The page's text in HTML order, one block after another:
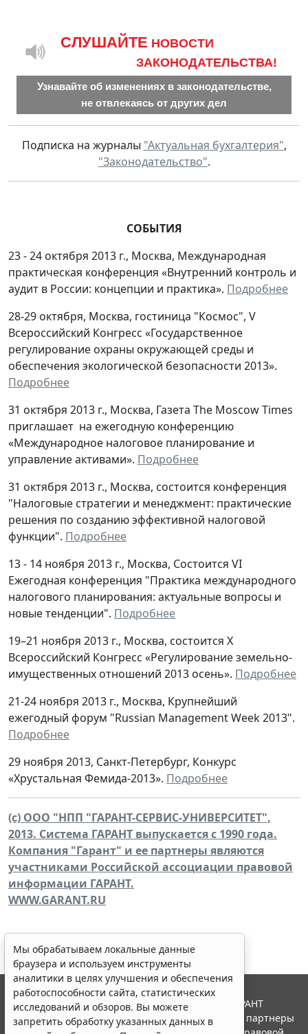
CЛУШАЙТЕ НОВОСТИ
ЗАКОНОДАТЕЛЬСТВА!
Узнавайте об изменениях в законодательстве,
не отвлекаясь от других дел
Подписка на журналы "Актуальная бухгалтерия",
"Законодательство".
СОБЫТИЯ
23 - 24 октября 2013 г., Москва, Международная
практическая конференция «Внутренний контроль и
аудит в России: концепции и практика». Подробнее
28-29 октября, Москва, гостиница "Космос", V
Всероссийский Конгресс «Государственное
регулирование охраны окружающей среды и
обеспечения экологической безопасности 2013».
Подробнее
31 октября 2013 г., Москва, Газета The Moscow Times
приглашает на ежегодную конференцию
«Международное налоговое планирование и
управление активами». Подробнее
31 октября 2013 г., Москва, состоится конференция
"Налоговые стратегии и менеджмент: практические
решения по созданию эффективной налоговой
функции". Подробнее
13 - 14 ноября 2013 г., Москва, Cостоится VI
Ежегодная конференция "Практика международного
налогового планирования: актуальные вопросы и
новые тенденции". Подробнее
19–21 ноября 2013 г., Москва, состоится Х
Всероссийский Конгресс «Регулирование земельно-
имущественных отношений 2013 осень». Подробнее
21-24 ноября 2013 г., Москва, Крупнейший
ежегодный форум "Russian Management Week 2013".
Подробнее
29 ноября 2013, Санкт-Петербург, Конкурс
«Хрустальная Фемида-2013». Подробнее
(c) ООО "НПП "ГАРАНТ-СЕРВИС-УНИВЕРСИТЕТ",
2013. Система ГАРАНТ выпускается с 1990 года.
Компания "Гарант" и ее партнеры являются
участниками Российской ассоциации правовой
информации ГАРАНТ.
WWW.GARANT.RU
Мы обрабатываем локальные данные
браузера и используем инструменты
аналитики в целях улучшения и обеспечения
работоспособности сайта, статистических
исследований и обзоров. Вы можете
запретить обработку указанных данных в
© ООО "НПП "ГАРАНТ-СЕРВИС", 2026. Система ГАРАНТ
выпускается с 1990 года. Компания "Гарант" и ее партнеры